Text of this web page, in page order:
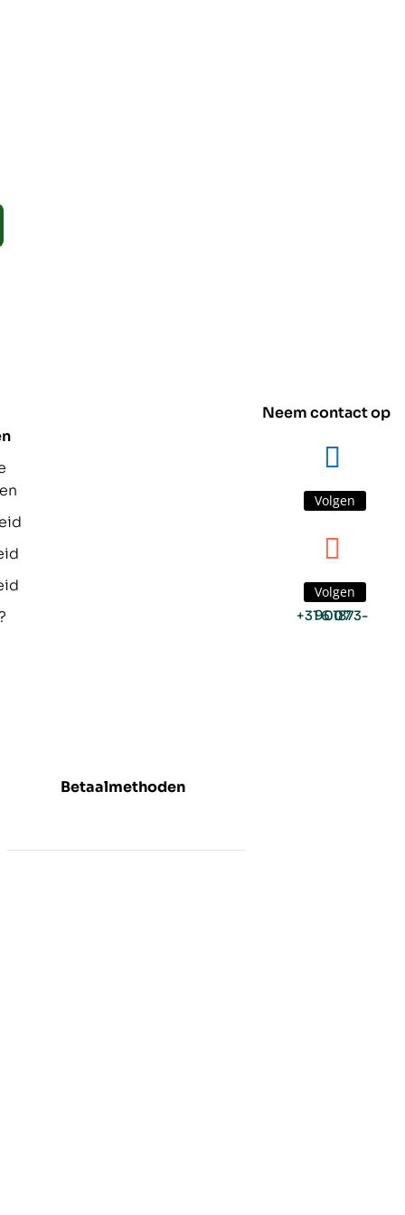
Neem contact op
Volgen
Volgen
+31 6 1873-9007
Betaalmethoden